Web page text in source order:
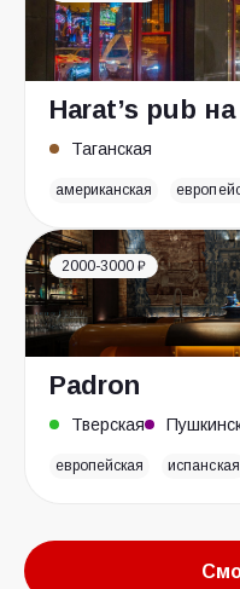
Harat’s pub
Таганская
американская
2000-3000 ₽
Padron
Тверская
европейская испанская